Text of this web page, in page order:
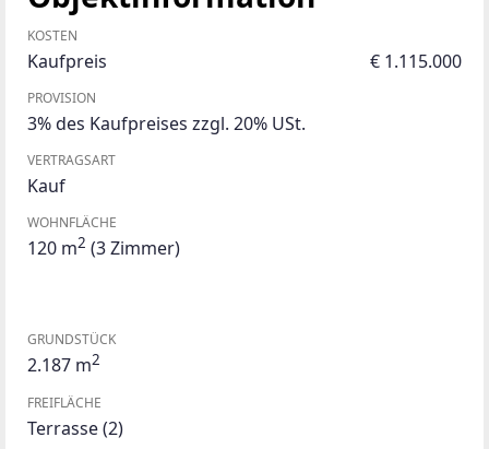
KOSTEN
Kaufpreis € 1.115.000
PROVISION
3% des Kaufpreises zzgl. 20% USt.
VERTRAGSART
Kauf
WOHNFLÄCHE
120 m2 (3 Zimmer)
GRUNDSTÜCK
2.187 m2
FREIFLÄCHE
Terrasse(2)